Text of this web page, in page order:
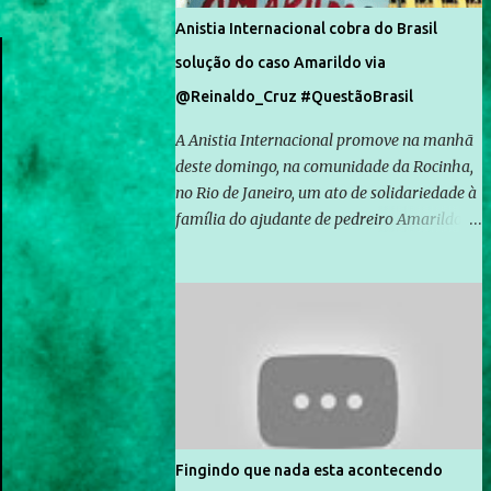
Anistia Internacional cobra do Brasil
solução do caso Amarildo via
@Reinaldo_Cruz #QuestãoBrasil
A Anistia Internacional promove na manhã
deste domingo, na comunidade da Rocinha,
no Rio de Janeiro, um ato de solidariedade à
família do ajudante de pedreiro Amarildo de
Rocinha. A assessora de Direitos Humanos
da Anistia Internacional, Renata Neder, disse
à Agência Brasil que ações e atividades de
mobilização são feitas normalmente pela
organização não governamental. As ações
de solidariedade são promovidas em apoio
Fingindo que nada esta acontecendo